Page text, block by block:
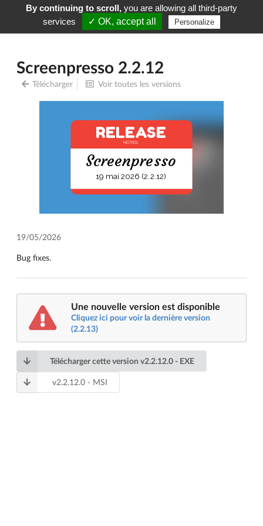
Screenpresso Menu
Screenpresso 2.2.12
Télécharger Voir toutes les versions
RELEASE
NOTES
Screenpresso
19 mai 2026 (2.2.12)
19/05/2026
Bug fixes.
Une nouvelle version est disponible
Cliquez ici pour voir la dernière version
(2.2.13)
Télécharger cette version v2.2.12.0- EXE
v2.2.12.0 - MSI
By continuing to scroll,you are allowing all third-party
services
✓ OK, accept all Personalize